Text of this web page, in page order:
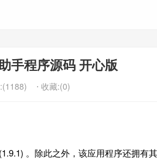
手程序源码 开心版
⋅ 收藏:(0)
。除此之外，该应用程序还拥有